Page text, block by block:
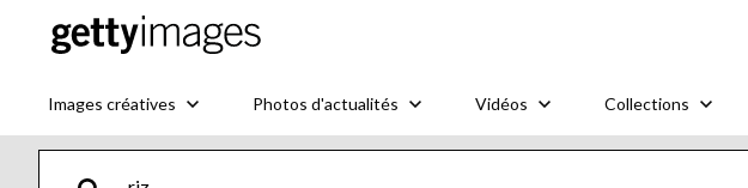
Images créatives Photos d'actualités Vidéos Collections